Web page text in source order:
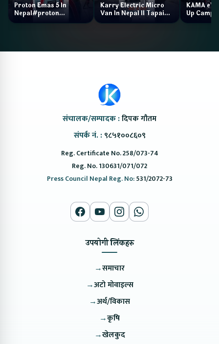
Proton Emas 5 In
Nepal#proton
#protonemas5#protonnepal#evcarnepal
Karry Electric Micro
Van In Nepal II Tapaiko
Bazar II Jankari
KAMA eV
Up Camp
संचालक/सम्पादक :दिपक गौतम
संपर्क नं. : ९८५१००८६०९
Reg. Certificate No. 258/073-74
Reg. No. 130631/071/072
Press Council Nepal Reg. No:531/2072-73
उपयोगी लिंकहरु
→समाचार
→अटो मोवाइल्स
→अर्थ/विकास
→कृषि
→खेलकुद